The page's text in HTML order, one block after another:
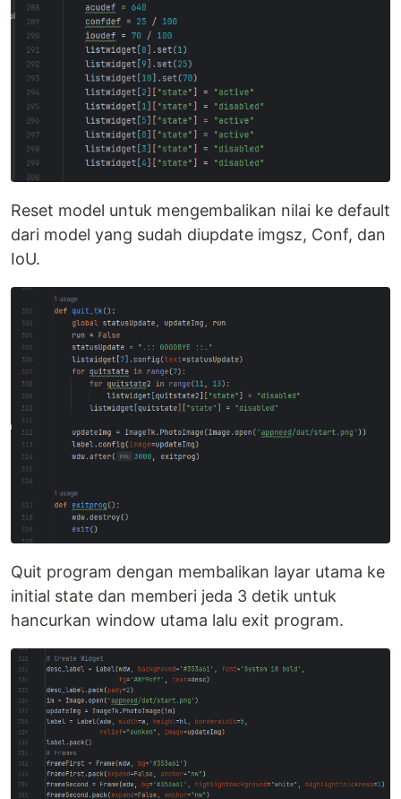
Reset model untuk mengembalikan nilai ke default
dari model yang sudah diupdate imgsz, Conf, dan
IoU.
Quit program dengan membalikan layar utama ke
initial state dan memberi jeda 3 detik untuk
hancurkan window utama lalu exit program.